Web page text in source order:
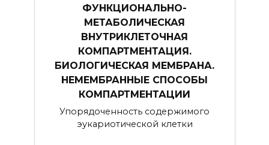
ФУНКЦИОНАЛЬНО-
МЕТАБОЛИЧЕСКАЯ
ВНУТРИКЛЕТОЧНАЯ
КОМПАРТМЕНТАЦИЯ.
БИОЛОГИЧЕСКАЯ МЕМБРАНА.
НЕМЕМБРАННЫЕ СПОСОБЫ
КОМПАРТМЕНТАЦИИ
Упорядоченность содержимого
эукариотической клетки